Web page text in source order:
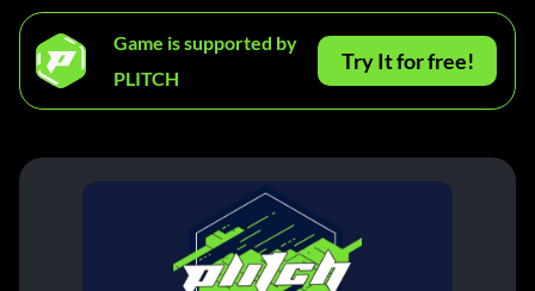
Game is supported by
PLITCH
Try It for free!